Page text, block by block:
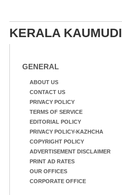
KERALA KAUMUDI
GENERAL
ABOUT US
CONTACT US
PRIVACY POLICY
TERMS OF SERVICE
EDITORIAL POLICY
PRIVACY POLICY-KAZHCHA
COPYRIGHT POLICY
ADVERTISEMENT DISCLAIMER
PRINT AD RATES
OUR OFFICES
CORPORATE OFFICE